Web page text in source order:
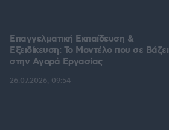
Επαγγελματική Εκπαίδευση &
Εξειδίκευση: Το Mοντέλο που σε Bάζει
στην Aγορά Eργασίας
26.07.2026, 09:54